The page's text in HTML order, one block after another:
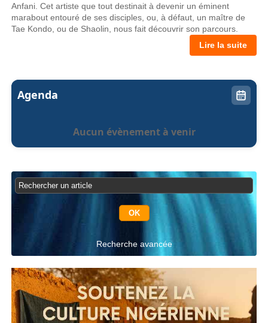
Anfani. Cet artiste que tout destinait à devenir un éminent
marabout entouré de ses disciples, ou, à défaut, un maître de
Tae Kondo, ou de Shaolin, nous fait découvrir son parcours.
Lire la suite
Agenda
Aucun évènement à venir
Recherche avancée